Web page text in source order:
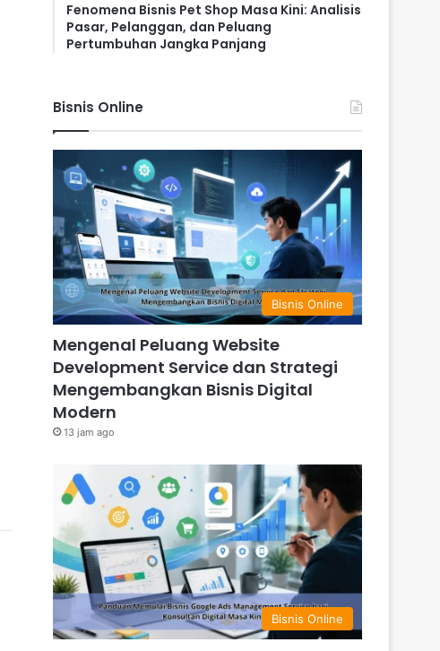
Fenomena Bisnis Pet Shop Masa Kini: Analisis
Pasar, Pelanggan, dan Peluang
Pertumbuhan Jangka Panjang
Bisnis Online
Bisnis Online
Mengenal Peluang Website
Development Service dan Strategi
Mengembangkan Bisnis Digital
Modern
13 jam ago
Bisnis Online